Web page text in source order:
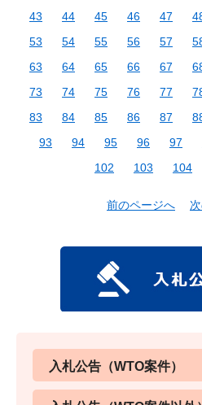
43
44 45 46 47
53
54 55 56 57
63
64 65 66 67
73
74 75 76 77
83
84 85 86 87
93
94 95 96 97
102
103 104
前のページへ
入札公告（WTO案件）